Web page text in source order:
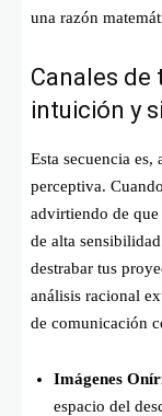
una razón
Canales de
intuición y
Esta secuencia
perceptiva.
advirtiendo de que
de alta
destrabar tus
análisis racional
de comunicación
Imágenes
espacio del